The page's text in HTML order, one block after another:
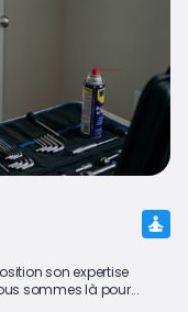
son expertise
sommes là pour...